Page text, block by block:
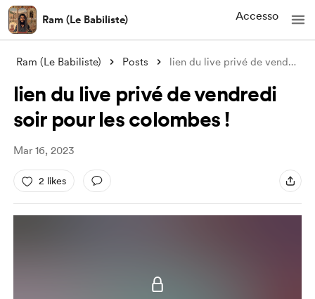
Ram (Le Babiliste) Accesso
Ram (Le Babiliste) Posts lien du live privé de vendredi soir pour
lien du live privé de vendredi
soir pour les colombes !
Mar 16, 2023
2 likes